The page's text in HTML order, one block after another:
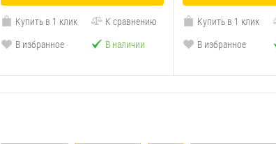
Купить в 1 клик
К сравнению
В избранное
В наличии
Купить в 1 клик
В избранное